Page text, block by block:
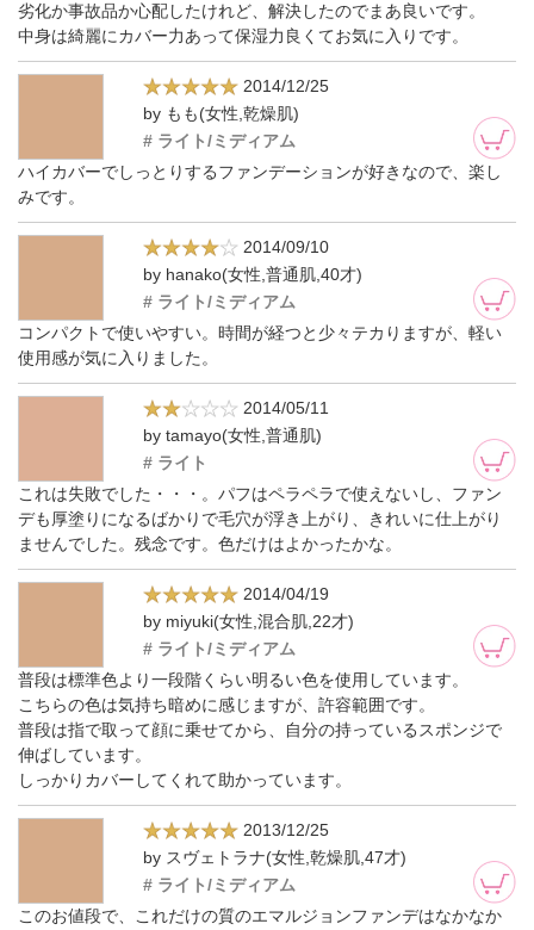
劣化か事故品か心配したけれど、解決したのでまあ良いです。
中身は綺麗にカバー力あって保湿力良くてお気に入りです。
2014/12/25
by もも(女性,乾燥肌)
# ライト/ミディアム
ハイカバーでしっとりするファンデーションが好きなので、楽し
みです。
2014/09/10
by hanako(女性,普通肌,40才)
# ライト/ミディアム
コンパクトで使いやすい。時間が経つと少々テカりますが、軽い
使用感が気に入りました。
2014/05/11
by tamayo(女性,普通肌)
# ライト
これは失敗でした・・・。パフはペラペラで使えないし、ファン
デも厚塗りになるばかりで毛穴が浮き上がり、きれいに仕上がり
ませんでした。残念です。色だけはよかったかな。
2014/04/19
by miyuki(女性,混合肌,22才)
# ライト/ミディアム
普段は標準色より一段階くらい明るい色を使用しています。
こちらの色は気持ち暗めに感じますが、許容範囲です。
普段は指で取って顔に乗せてから、自分の持っているスポンジで
伸ばしています。
しっかりカバーしてくれて助かっています。
2013/12/25
by スヴェトラナ(女性,乾燥肌,47才)
# ライト/ミディアム
このお値段で、これだけの質のエマルジョンファンデはなかなか